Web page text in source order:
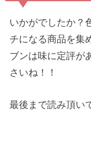
いかがでしたか？
チになる商品を集
ブンは味に定評が
さいね！！
最後まで読み頂い